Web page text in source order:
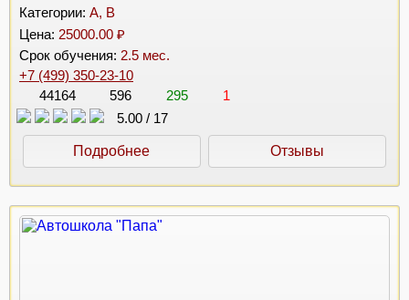
Категории: A, B
Цена: 25000.00 ₽
Срок обучения: 2.5 мес.
+7 (499) 350-23-10
44164
596 295
1
5.00 / 17
Подробнее Отзывы